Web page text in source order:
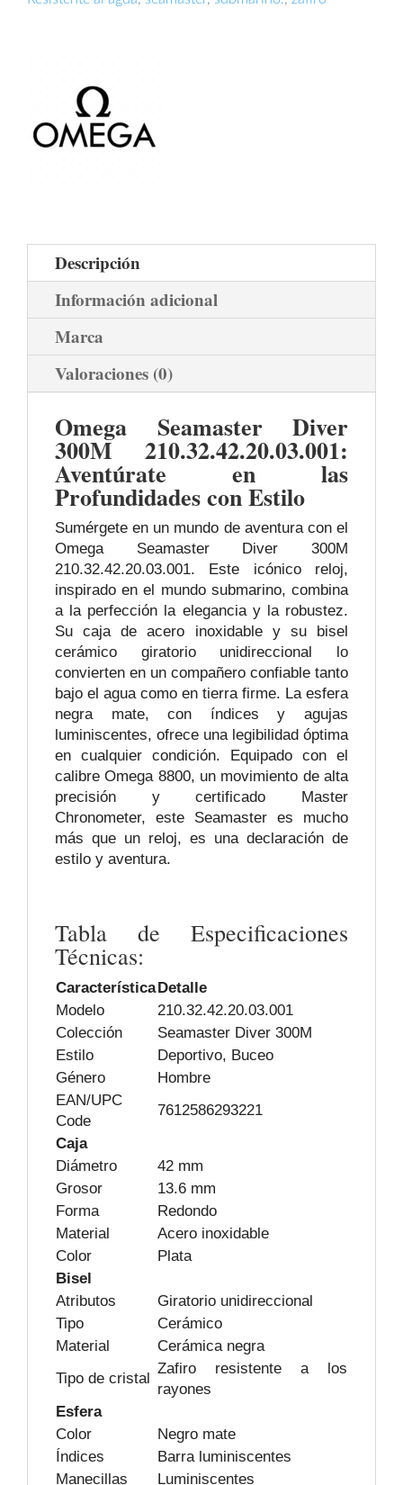
Descripción
Información adicional
Marca
Valoraciones (0)
Omega Seamaster Diver
300M 210.32.42.20.03.001:
Aventúrate en las
Profundidades con Estilo
Sumérgete en un mundo de aventura con el
Omega Seamaster Diver 300M
210.32.42.20.03.001. Este icónico reloj,
inspirado en el mundo submarino, combina
a la perfección la elegancia y la robustez.
Su caja de acero inoxidable y su bisel
cerámico giratorio unidireccional lo
convierten en un compañero confiable tanto
bajo el agua como en tierra firme. La esfera
negra mate, con índices y agujas
luminiscentes, ofrece una legibilidad óptima
en cualquier condición. Equipado con el
calibre Omega 8800, un movimiento de alta
precisión y certificado Master
Chronometer, este Seamaster es mucho
más que un reloj, es una declaración de
estilo y aventura.
Tabla de Especificaciones
Técnicas:
Característica Detalle
Modelo
210.32.42.20.03.001
Colección
Seamaster Diver 300M
Estilo
Deportivo, Buceo
Género
Hombre
EAN/UPC
Code
7612586293221
Caja
Diámetro
42 mm
Grosor
13.6 mm
Forma
Redondo
Material
Acero inoxidable
Color
Plata
Bisel
Atributos
Giratorio unidireccional
Tipo
Cerámico
Material
Cerámica negra
Tipo de cristal
Zafiro resistente a los
rayones
Esfera
Color
Negro mate
Índices
Barra luminiscentes
Manecillas
Luminiscentes